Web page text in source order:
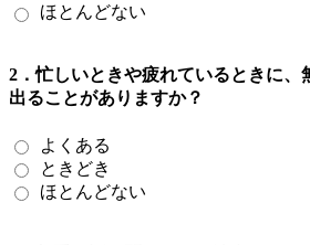
ほとんどない
2．忙しいときや疲れているときに、
出ることがありますか？
よくある
ときどき
ほとんどない